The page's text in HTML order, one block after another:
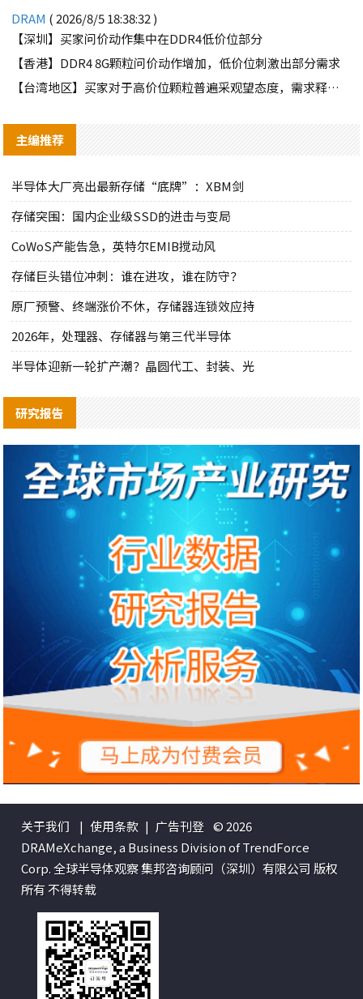
DRAM ( 2026/8/5 18:38:32 )
【深圳】买家问价动作集中在DDR4低价位部分
【香港】DDR4 8G颗粒问价动作增加，低价位刺激出部分需求
【台湾地区】买家对于高价位颗粒普遍采观望态度，需求释出有限
主编推荐
半导体大厂亮出最新存储“底牌”：XBM剑
存储突围：国内企业级SSD的进击与变局
CoWoS产能告急，英特尔EMIB搅动风
存储巨头错位冲刺：谁在进攻，谁在防守？
原厂预警、终端涨价不休，存储器连锁效应持
2026年，处理器、存储器与第三代半导体
半导体迎新一轮扩产潮？晶圆代工、封装、光
研究报告
关于我们 | 使用条款 | 广告刊登 © 2026
DRAMeXchange, a Business Division of TrendForce
Corp. 全球半导体观察 集邦咨询顾问（深圳）有限公司 版权
所有 不得转载